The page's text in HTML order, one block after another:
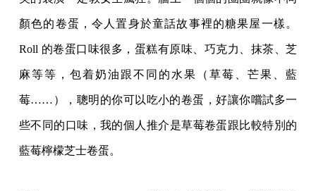
顏色的卷蛋，令人置身於童話故事裡的糖果屋一樣。
Roll 的卷蛋口味很多，蛋糕有原味、巧克力、抹茶、芝
麻等等，包着奶油跟不同的水果（草莓、芒果、藍
莓……），聰明的你可以吃小的卷蛋，好讓你嚐試多一
些不同的口味，我的個人推介是草莓卷蛋跟比較特別的
藍莓檸檬芝士卷蛋。